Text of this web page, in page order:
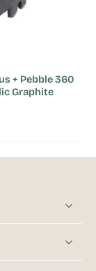
+ Pebble 360
Graphite